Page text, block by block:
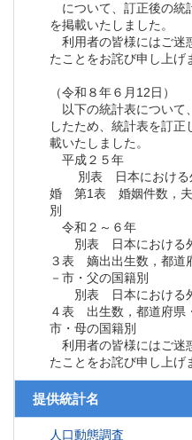
について、訂正後の統
を掲載いたしました。
利用者の皆様にはご迷
たことをお詫び申し上げ
（令和８年６月12日）
以下の統計表について
したため、統計表を訂正
載いたしました。
平成２５年
別表 日本における
婚 第1表 婚姻件数，夫
別
令和２～６年
別表 日本における
３表 嫡出出生数，都道
－市・父の国籍別
別表 日本における
４表 出生数，都道府県
市・母の国籍別
利用者の皆様にはご迷
たことをお詫び申し上げ
提供統計名
人口動態調査